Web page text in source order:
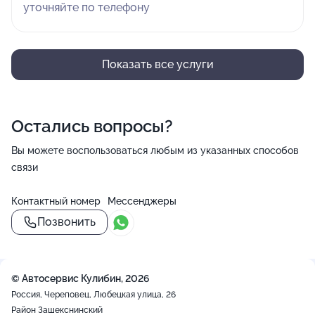
уточняйте по телефону
Показать все услуги
Остались вопросы?
Вы можете воспользоваться любым из указанных способов
связи
Контактный номер
Позвонить
Мессенджеры
© Автосервис Кулибин, 2026
Россия, Череповец, Любецкая улица, 26
Район Зашекснинский